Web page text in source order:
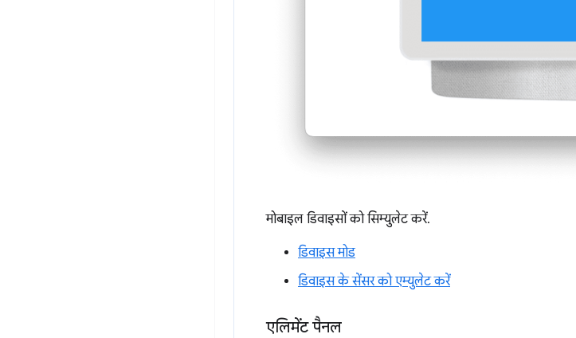
मोबाइल डिवाइसों को सिम्युलेट करें.
डिवाइस मोड
डिवाइस के सेंसर को एम्युलेट करें
एलिमेंट पैनल